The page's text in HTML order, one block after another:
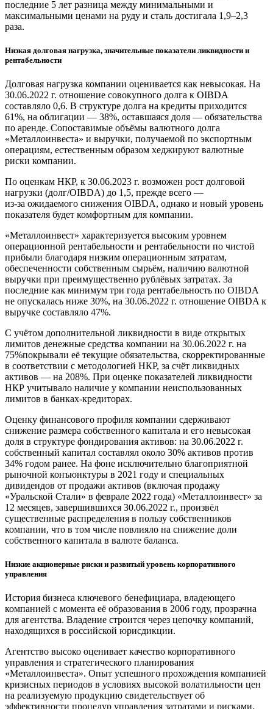
последние 5 лет разница между минимальными и
максимальными ценами на руду и сталь достигала 1,9–2,3
раза.
Низкая долговая нагрузка, значительные показатели ликвидности и
рентабельности
Долговая нагрузка компании оценивается как невысокая. На
30.06.2022 г. отношение совокупного долга к OIBDA
составляло 0,6. В структуре долга на кредиты приходится
61%, на облигации — 38%, оставшаяся доля — обязательства
по аренде. Сопоставимые объёмы валютного долга
«Металлоинвеста» и выручки, получаемой по экспортным
операциям, естественным образом хеджируют валютные
риски компании.
По оценкам НКР, к 30.06.2023 г. возможен рост долговой
нагрузки (долг/OIBDA) до 1,5, прежде всего —
из-за ожидаемого снижения OIBDA, однако и новый уровень
показателя будет комфортным для компании.
«Металлоинвест» характеризуется высоким уровнем
операционной рентабельности и рентабельности по чистой
прибыли благодаря низким операционным затратам,
обеспеченности собственным сырьём, наличию валютной
выручки при преимущественно рублёвых затратах. За
последние как минимум три года рентабельность по OIBDA
не опускалась ниже 30%, на 30.06.2022 г. отношение OIBDA к
выручке составляло 47%.
С учётом дополнительной ликвидности в виде открытых
лимитов денежные средства компании на 30.06.2022 г. на
75%покрывали её текущие обязательства, скорректированные
в соответствии с методологией НКР, за счёт ликвидных
активов — на 208%. При оценке показателей ликвидности
НКР учитывало наличие у компании неиспользованных
лимитов в банках-кредиторах.
Оценку финансового профиля компании сдерживают
снижение размера собственного капитала и его невысокая
доля в структуре фондирования активов: на 30.06.2022 г.
собственный капитал составлял около 30% активов против
34% годом ранее. На фоне исключительно благоприятной
рыночной конъюнктуры в 2021 году и специальных
дивидендов от продажи активов (включая продажу
«Уральской Стали» в феврале 2022 года) «Металлоинвест» за
12 месяцев, завершившихся 30.06.2022 г., произвёл
существенные распределения в пользу собственников
компании, что в том числе повлияло на снижение доли
собственного капитала в валюте баланса.
Низкие акционерные риски и развитый уровень корпоративного
управления
История бизнеса ключевого бенефициара, владеющего
компанией с момента её образования в 2006 году, прозрачна
для агентства. Владение строится через цепочку компаний,
находящихся в российской юрисдикции.
Агентство высоко оценивает качество корпоративного
управления и стратегического планирования
«Металлоинвеста». Опыт успешного прохождения компанией
кризисных периодов в условиях высокой волатильности цен
на реализуемую продукцию свидетельствует об
эффективности процедур управления затратами и рисками.